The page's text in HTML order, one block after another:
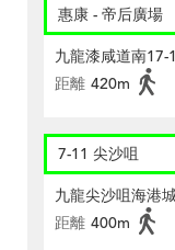
惠康 - 帝后廣場
九龍漆咸道南17-
距離 420m
7-11 尖沙咀
九龍尖沙咀海港
距離 400m